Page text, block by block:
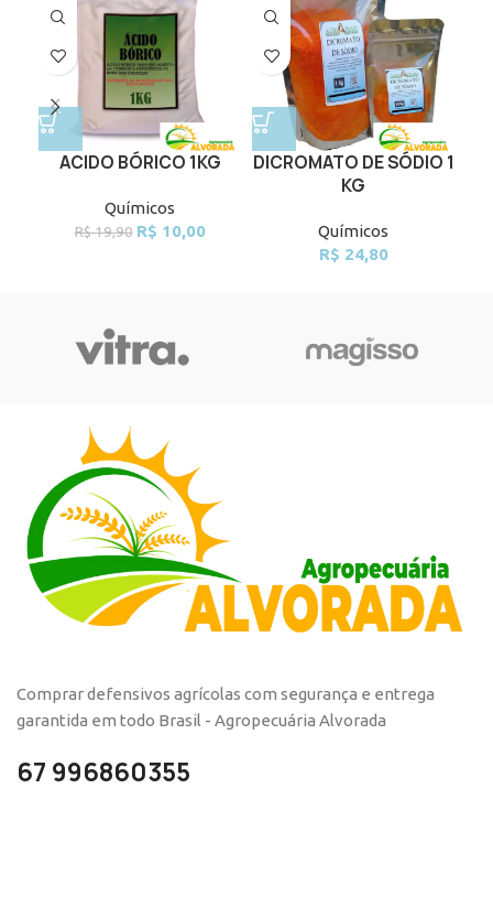
ACIDO BÓRICO 1KG
Químicos
R$19,90 Original
R$ 10,00Current
DICROMATO DE SÓDIO 1
KG
Químicos
R$ 24,80
Comprar defensivos agrícolas com segurança e entrega
garantida em todo Brasil - Agropecuária Alvorada
67 996860355